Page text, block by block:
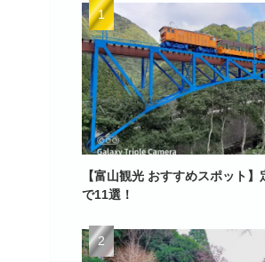
【富山観光 おすすめスポット】
で11選！